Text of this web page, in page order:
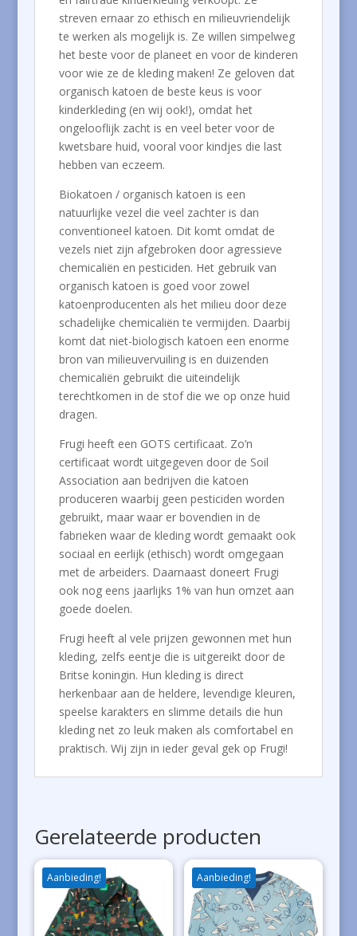
streven ernaar zo ethisch en milieuvriendelijk
te werken als mogelijk is. Ze willen simpelweg
het beste voor de planeet en voor de kinderen
voor wie ze de kleding maken! Ze geloven dat
organisch katoen de beste keus is voor
kinderkleding (en wij ook!), omdat het
ongelooflijk zacht is en veel beter voor de
kwetsbare huid, vooral voor kindjes die last
hebben van eczeem.
Biokatoen / organisch katoen is een
natuurlijke vezel die veel zachter is dan
conventioneel katoen. Dit komt omdat de
vezels niet zijn afgebroken door agressieve
chemicaliën en pesticiden. Het gebruik van
organisch katoen is goed voor zowel
katoenproducenten als het milieu door deze
schadelijke chemicaliën te vermijden. Daarbij
komt dat niet-biologisch katoen een enorme
bron van milieuvervuiling is en duizenden
chemicaliën gebruikt die uiteindelijk
terechtkomen in de stof die we op onze huid
dragen.
Frugi heeft een GOTS certificaat. Zo’n
certificaat wordt uitgegeven door de Soil
Association aan bedrijven die katoen
produceren waarbij geen pesticiden worden
gebruikt, maar waar er bovendien in de
fabrieken waar de kleding wordt gemaakt ook
sociaal en eerlijk (ethisch) wordt omgegaan
met de arbeiders. Daarnaast doneert Frugi
ook nog eens jaarlijks 1% van hun omzet aan
goede doelen.
Frugi heeft al vele prijzen gewonnen met hun
kleding, zelfs eentje die is uitgereikt door de
Britse koningin. Hun kleding is direct
herkenbaar aan de heldere, levendige kleuren,
speelse karakters en slimme details die hun
kleding net zo leuk maken als comfortabel en
praktisch. Wij zijn in ieder geval gek op Frugi!
Gerelateerde producten
Aanbieding! Aanbieding!